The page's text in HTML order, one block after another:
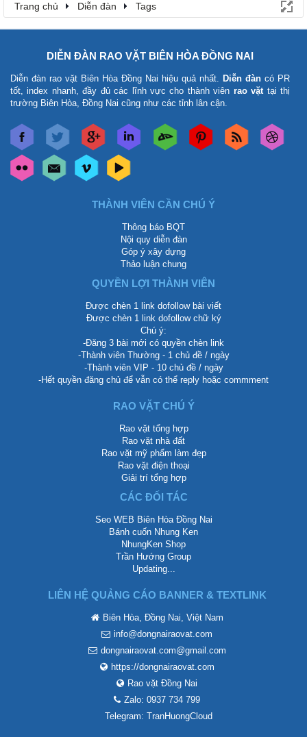
Trang chủ Diễn đàn Tags
DIỄN ĐÀN RAO VẶT BIÊN HÒA ĐỒNG NAI
Diễn đàn rao vặt Biên Hòa Đồng Nai hiệu quả nhất. Diễn đàn có PR
tốt, index nhanh, đầy đủ các lĩnh vực cho thành viên rao vặttại thị
trường Biên Hòa, Đồng Nai cũng như các tỉnh lân cận.
THÀNH VIÊN CẦN CHÚ Ý
Thông báo BQT
Nội quy diễn đàn
Góp ý xây dựng
Thảo luận chung
QUYỀN LỢI THÀNH VIÊN
Được chèn 1 link dofollow bài viết
Được chèn 1 link dofollow chữ ký
Chú ý:
-Đăng 3 bài mới có quyền chèn link
-Thành viên Thường - 1 chủ đề / ngày
-Thành viên VIP - 10 chủ đề / ngày
-Hết quyền đăng chủ để vẫn có thể reply hoặc commment
RAO VẶT CHÚ Ý
Rao vặt tổng hợp
Rao vặt nhà đất
Rao vặt mỹ phẩm làm đẹp
Rao vặt điện thoại
Giải trí tổng hợp
CÁC ĐỐI TÁC
Seo WEB Biên Hòa Đồng Nai
Bánh cuốn Nhung Ken
NhungKen Shop
Trần Hướng Group
Updating...
LIÊN HỆ QUẢNG CÁO BANNER & TEXTLINK
Biên Hòa, Đồng Nai, Việt Nam
info@dongnairaovat.com
dongnairaovat.com@gmail.com
https://dongnairaovat.com
Rao vặt Đồng Nai
Zalo: 0937 734 799
Telegram: TranHuongCloud